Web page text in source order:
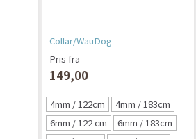
Collar/WauDog
Pris fra
149,00
4mm / 122cm
4mm / 183cm
6mm / 122 cm
6mm / 183cm